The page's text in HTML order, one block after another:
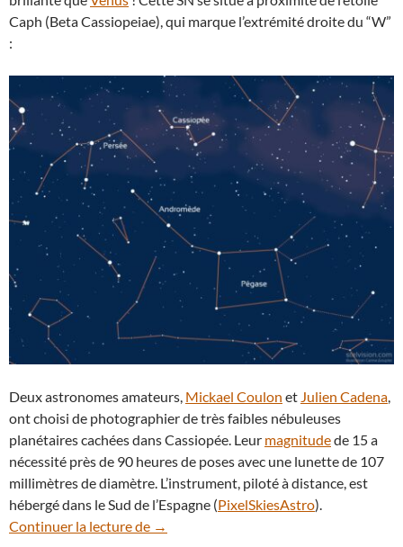
Caph (Beta Cassiopeiae), qui marque l’extrémité droite du “W”
:
Deux astronomes amateurs, Mickael Coulon et Julien Cadena,
ont choisi de photographier de très faibles nébuleuses
planétaires cachées dans Cassiopée. Leur magnitudede 15 a
nécessité près de 90 heures de poses avec une lunette de 107
millimètres de diamètre. L’instrument, piloté à distance, est
hébergé dans le Sud de l’Espagne (PixelSkiesAstro).
Continuer la lecture de Coquilles de gaz dans la constellation
→